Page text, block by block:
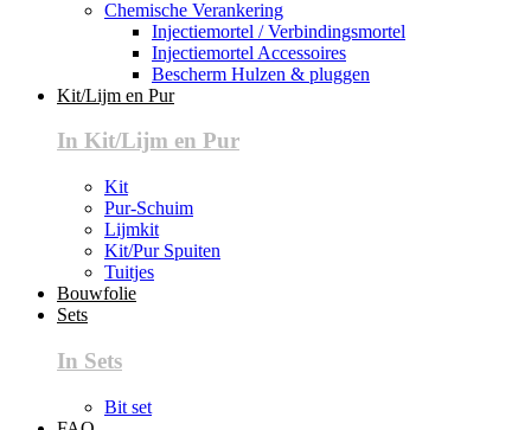
Chemische Verankering
Injectiemortel / Verbindingsmortel
Injectiemortel Accessoires
Bescherm Hulzen & pluggen
Kit/Lijm en Pur
In Kit/Lijm en Pur
Kit
Pur-Schuim
Lijmkit
Kit/Pur Spuiten
Tuitjes
Bouwfolie
Sets
In Sets
Bit set